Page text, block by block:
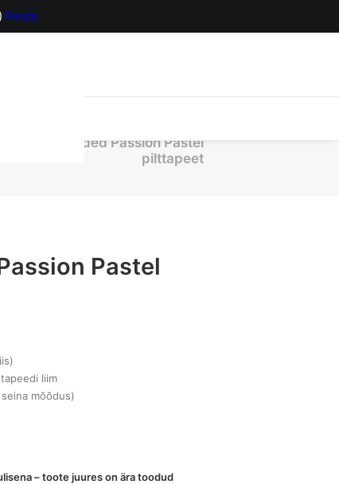
Peida
623-16 Faded Passion Pastel
pilttapeet
Pastel
liim
mõõdus)
– toote juures on ära toodud